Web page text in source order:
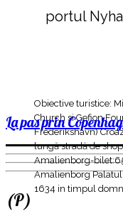
Obiective turistice:
Church si Gefion
Frederikshavn)
lungă stradă de
Amalienborg-
Amalienborg
1634 in timpul
La pas prin
(P)